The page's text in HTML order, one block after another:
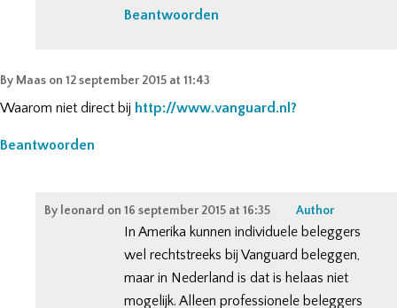
Beantwoorden
By Maas on 12 september 2015 at 11:43
Waarom niet direct bij http://www.vanguard.nl?
Beantwoorden
By leonard on 16 september 2015 at 16:35 Author
In Amerika kunnen individuele beleggers
wel rechtstreeks bij Vanguard beleggen,
maar in Nederland is dat is helaas niet
mogelijk. Alleen professionele beleggers